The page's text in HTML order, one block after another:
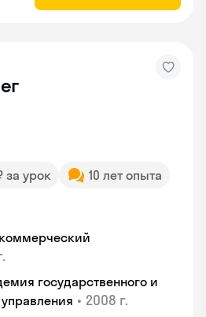
за урок
10 лет опыта
государственного и
• 2008 г.